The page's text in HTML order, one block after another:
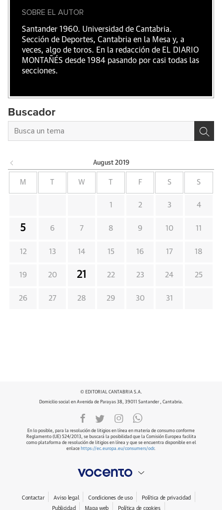
SOBRE EL AUTOR
Santander 1960. Universidad de Cantabria.
Sección de Deportes, Cantabria en la Mesa y, a
veces, algo de toros. En la redacción de EL DIARIO
MONTAÑÉS desde 1984 pasando por casi todas las
secciones.
Buscador
August 2019
M W F S S
1 2 3 4
5 6 7 8 9 10 11
12 13 14 15 16 17 18
19 20 21 22 23 24 25
26 27 28 29 30 31
© EDITORIAL CANTABRIA S.A.
Domicilio social en Avenida de Parayas 38, 39011 Santander , Cantabria.
En lo posible, para la resolución de litigios en línea en materia de consumo conforme
Reglamento (UE) 524/2013, se buscará la posibilidad que la Comisión Europea facilita
como plataforma de resolución de litigios en línea y que se encuentra disponible en el
enlace https://ec.europa.eu/consumers/odr.
Contactar Aviso legal Condiciones de uso
Política de privacidad
Publicidad
Mapa web Política de cookies